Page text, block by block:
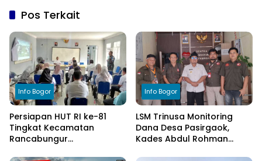
Pos Terkait
Info Bogor
Persiapan HUT RI ke-81
Tingkat Kecamatan
Rancabungur
Info Bogor
LSM Trinusa Monitoring
Dana Desa Pasirgaok,
Kades Abdul Rohman